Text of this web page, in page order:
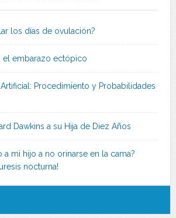
los días de ovulación?
el embarazo ectópico
Artificial: Procedimiento y Probabilidades
Dawkins a su Hija de Diez Años
a mi hijo a no orinarse en la cama?
nocturna!